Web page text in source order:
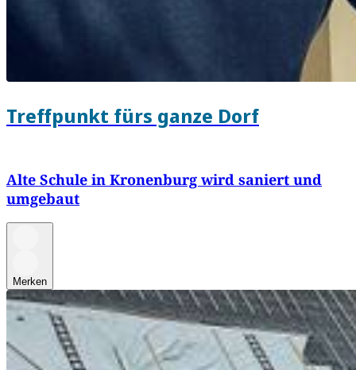
Treffpunkt fürs ganze Dorf
Alte Schule in Kronenburg wird saniert und
umgebaut
Merken